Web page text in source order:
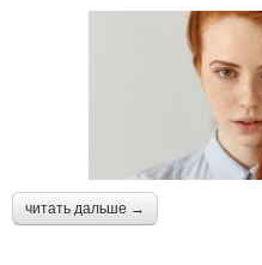
читать дальше →